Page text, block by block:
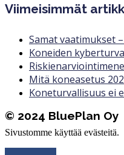
Viimeisimmät
Samat vaatimukset
Koneiden
Mitä koneasetus
Koneturvallisuus ei
© 2024 BluePlan Oy
Sivustomme käyttää evästeitä.